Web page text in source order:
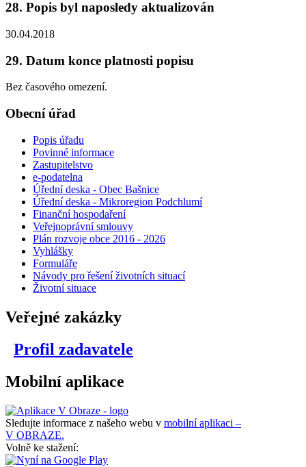
28. Popis byl naposledy aktualizován
30.04.2018
29. Datum konce platnosti popisu
Bez časového omezení.
Obecní úřad
Popis úřadu
Povinné informace
Zastupitelstvo
e-podatelna
Úřední deska - Obec Bašnice
Úřední deska - Mikroregion Podchlumí
Finanční hospodaření
Veřejnoprávní smlouvy
Plán rozvoje obce 2016 - 2026
Vyhlášky
Formuláře
Návody pro řešení životních situací
Životní situace
Veřejné zakázky
Profil zadavatele
Mobilní aplikace
Sledujte informace z našeho webu v mobilní aplikaci –
V OBRAZE.
Volně ke stažení: